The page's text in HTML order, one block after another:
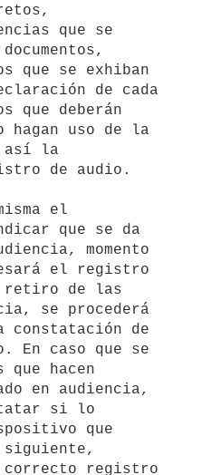
que se
que se exhiban
de cada
deberán
hagan uso de la
así la
de audio.
que se da
momento
el registro
retiro de las
se procederá
constatación de
En caso que se
hacen
en audiencia,
si lo
que
correcto registro